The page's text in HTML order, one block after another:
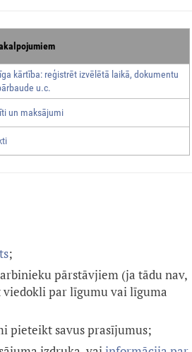
kārtība: reģistrēt izvēlētā laikā, dokumentu
u.c.
un maksājumi
;
pārstāvjiem (ja tādu nav,
par līgumu vai līguma
pieteikt savus prasījumus;